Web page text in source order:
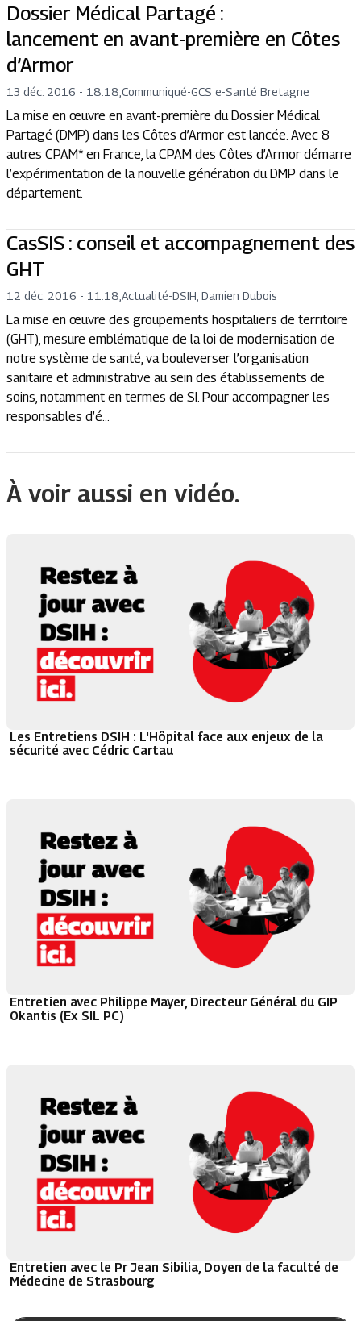
Dossier Médical Partagé :
lancement en avant-première en Côtes
d’Armor
13 déc. 2016 - 18:18 Communiqué-GCS e-Santé Bretagne
La mise en œuvre en avant-première du Dossier Médical
Partagé (DMP) dans les Côtes d’Armor est lancée. Avec 8
autres CPAM* en France, la CPAM des Côtes d’Armor démarre
l’expérimentation de la nouvelle génération du DMP dans le
département.
CasSIS : conseil et accompagnement des
GHT
12 déc. 2016 - 11:18 Actualité-DSIH, Damien Dubois
La mise en œuvre des groupements hospitaliers de territoire
(GHT), mesure emblématique de la loi de modernisation de
notre système de santé, va bouleverser l’organisation
sanitaire et administrative au sein des établissements de
soins, notamment en termes de SI. Pour accompagner les
responsables d’é...
À voir aussi en vidéo.
Les Entretiens DSIH : L'Hôpital face aux enjeux de la
sécurité avec Cédric Cartau
Entretien avec Philippe Mayer, Directeur Général du GIP
Okantis (Ex SIL PC)
Entretien avec le Pr Jean Sibilia, Doyen de la faculté de
Médecine de Strasbourg